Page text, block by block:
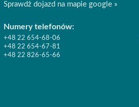
Sprawdż dojazd na mapie google »
Numery telefonów:
+48 22 654-68-06
+48 22 654-67-81
+48 22 826-65-66